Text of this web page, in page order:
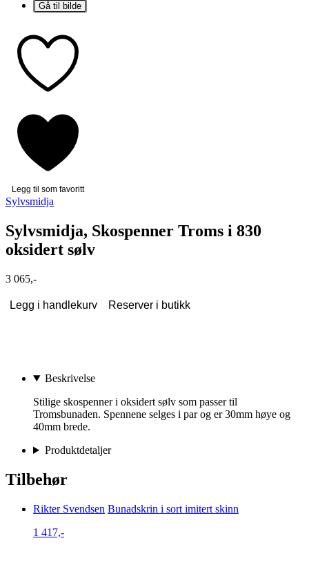
Gå til bilde
Legg til som favoritt
Sylvsmidja
Sylvsmidja, Skospenner Troms i 830
oksidert sølv
3 065,-
Legg i handlekurv Reserver i butikk
Beskrivelse
Stilige skospenner i oksidert sølv som passer til
Tromsbunaden. Spennene selges i par og er 30mm høye og
40mm brede.
Produktdetaljer
Tilbehør
Rikter Svendsen Bunadskrin i sort imitert skinn
1 417,-